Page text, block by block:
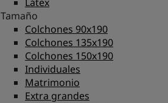
Tamaño
Colchones 90x190
Colchones 135x190
Colchones 150x190
Individuales
Matrimonio
Extra grandes